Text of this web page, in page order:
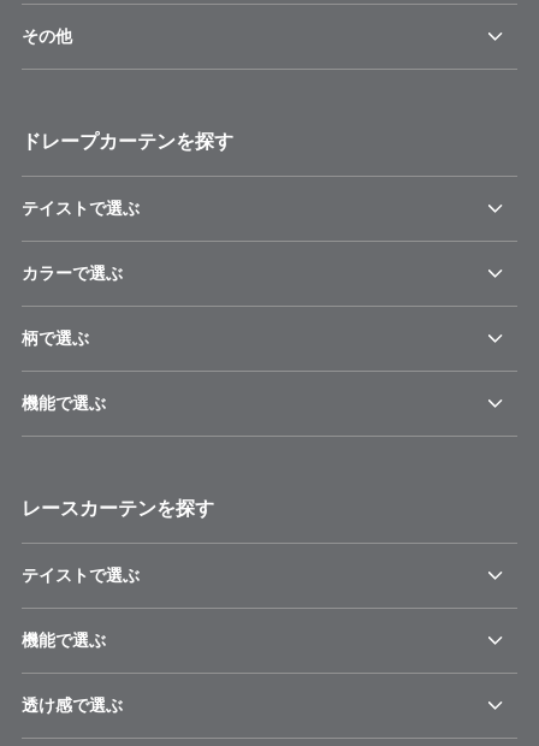
その他
ドレープカーテンを探す
テイストで選ぶ
カラーで選ぶ
柄で選ぶ
機能で選ぶ
レースカーテンを探す
テイストで選ぶ
機能で選ぶ
透け感で選ぶ